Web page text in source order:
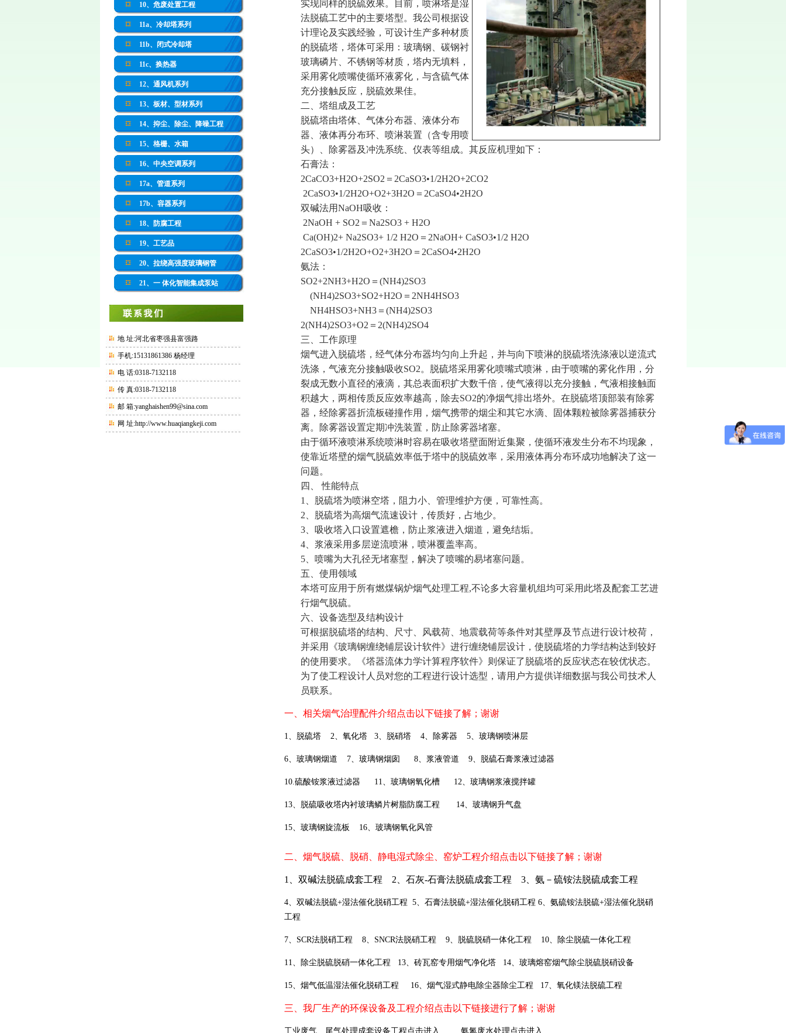
10、危废处置工程
11a、冷却塔系列
11b、闭式冷却塔
11c、换热器
12、通风机系列
13、板材、型材系列
14、抑尘、除尘、降噪工程
15、格栅、水箱
16、中央空调系列
17a、管道系列
17b、容器系列
18、防腐工程
19、工艺品
20、拉绕高强度玻璃钢管
21、一 体化智能集成泵站
地 址:河北省枣强县富强路
手机:15131861386 杨经理
电 话:0318-7132118
传 真:0318-7132118
邮 箱:yanghaishen99@sina.com
网 址:http://www.huaqiangkeji.com
实现同样的脱硫效果。目前，喷淋塔是湿
法脱硫工艺中的主要塔型。我公司根据设
计理论及实践经验，可设计生产多种材质
的脱硫塔，塔体可采用：玻璃钢、碳钢衬
玻璃磷片、不锈钢等材质，塔内无填料，
采用雾化喷嘴使循环液雾化，与含硫气体
充分接触反应，脱硫效果佳。
二、塔组成及工艺
脱硫塔由塔体、气体分布器、液体分布
器、液体再分布环、喷淋装置（含专用喷
头）、除雾器及冲洗系统、仪表等组成。其反应机理如下：
石膏法：
2CaCO3+H2O+2SO2＝2CaSO3•1/2H2O+2CO2
2CaSO3•1/2H2O+O2+3H2O＝2CaSO4•2H2O
双碱法用NaOH吸收：
2NaOH + SO2＝Na2SO3 + H2O
Ca(OH)2+ Na2SO3+ 1/2 H2O＝2NaOH+ CaSO3•1/2 H2O
2CaSO3•1/2H2O+O2+3H2O＝2CaSO4•2H2O
氨法：
SO2+2NH3+H2O＝(NH4)2SO3
(NH4)2SO3+SO2+H2O＝2NH4HSO3
NH4HSO3+NH3＝(NH4)2SO3
2(NH4)2SO3+O2＝2(NH4)2SO4
三、工作原理
烟气进入脱硫塔，经气体分布器均匀向上升起，并与向下喷淋的脱硫塔洗涤液以逆流式
洗涤，气液充分接触吸收SO2。脱硫塔采用雾化喷嘴式喷淋，由于喷嘴的雾化作用，分
裂成无数小直径的液滴，其总表面积扩大数千倍，使气液得以充分接触，气液相接触面
积越大，两相传质反应效率越高，除去SO2的净烟气排出塔外。在脱硫塔顶部装有除雾
器，经除雾器折流板碰撞作用，烟气携带的烟尘和其它水滴、固体颗粒被除雾器捕获分
离。除雾器设置定期冲洗装置，防止除雾器堵塞。
由于循环液喷淋系统喷淋时容易在吸收塔壁面附近集聚，使循环液发生分布不均现象，
使靠近塔壁的烟气脱硫效率低于塔中的脱硫效率，采用液体再分布环成功地解决了这一
问题。
四、 性能特点
1、脱硫塔为喷淋空塔，阻力小、管理维护方便，可靠性高。
2、脱硫塔为高烟气流速设计，传质好，占地少。
3、吸收塔入口设置遮檐，防止浆液进入烟道，避免结垢。
4、浆液采用多层逆流喷淋，喷淋覆盖率高。
5、喷嘴为大孔径无堵塞型，解决了喷嘴的易堵塞问题。
五、使用领域
本塔可应用于所有燃煤锅炉烟气处理工程,不论多大容量机组均可采用此塔及配套工艺进
行烟气脱硫。
六、设备选型及结构设计
可根据脱硫塔的结构、尺寸、风载荷、地震载荷等条件对其壁厚及节点进行设计校荷，
并采用《玻璃钢缠绕铺层设计软件》进行缠绕铺层设计，使脱硫塔的力学结构达到较好
的使用要求。《塔器流体力学计算程序软件》则保证了脱硫塔的反应状态在较优状态。
为了使工程设计人员对您的工程进行设计选型，请用户方提供详细数据与我公司技术人
员联系。
一、相关烟气治理配件介绍点击以下链接了解；谢谢
1 、脱硫塔 2 、氧化塔 3 、脱硝塔 4 、除雾器 5 、玻璃钢喷淋层
6 、玻璃钢烟道 7 、玻璃钢烟囱 8 、浆液管道 9 、脱硫石膏浆液过滤器
10.硫酸铵浆液过滤器 11 、玻璃钢氧化槽 12 、玻璃钢浆液搅拌罐
13 、脱硫吸收塔内衬玻璃鳞片树脂防腐工程 14 、玻璃钢升气盘
15 、玻璃钢旋流板 16 、玻璃钢氧化风管
二、烟气脱硫、脱硝、静电湿式除尘、窑炉工程介绍点击以下链接了解；谢谢
1 、双碱法脱硫成套工程 2 、石灰-石膏法脱硫成套工程 3 、氨－硫铵法脱硫成套工程
4 、双碱法脱硫+湿法催化脱硝工程 5 、石膏法脱硫+湿法催化脱硝工程 6 、氨硫铵法脱硫+湿法催化脱硝
工程
7 、SCR法脱硝工程 8 、SNCR法脱硝工程 9 、脱硫脱硝一体化工程 10 、除尘脱硫一体化工程
11 、除尘脱硫脱硝一体化工程 13 、砖瓦窑专用烟气净化塔 14 、玻璃熔窑烟气除尘脱硫脱硝设备
15 、烟气低温湿法催化脱硝工程 16 、烟气湿式静电除尘器除尘工程 17 、氧化镁法脱硫工程
三、我厂生产的环保设备及工程介绍点击以下链接进行了解；谢谢
工业废气、尾气处理成套设备工程点击进入 氨氮废水处理点击进入